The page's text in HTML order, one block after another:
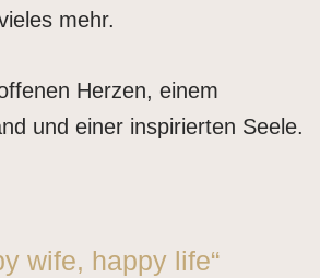
mehr.
Herzen, einem
und einer inspirierten Seele.
wife, happy life“